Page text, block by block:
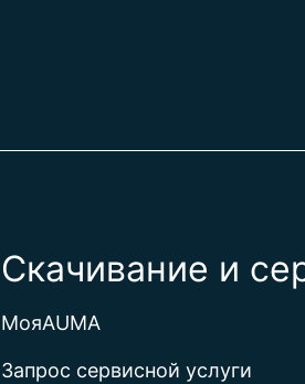
Скачивание и
МояAUMA
Запрос сервисной услуги